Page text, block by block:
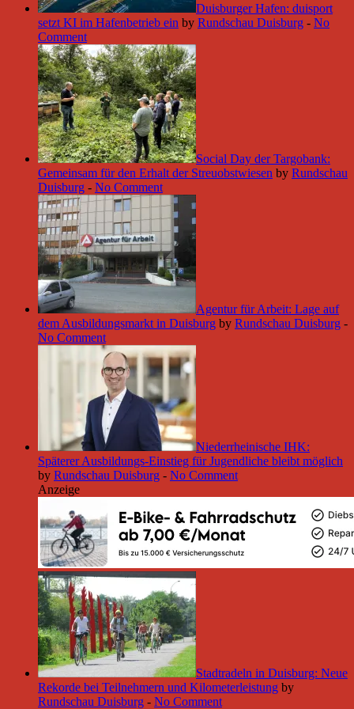
Duisburger Hafen: duisport
setzt KI im Hafenbetrieb ein by Rundschau Duisburg - No
Comment
Social Day der Targobank:
Gemeinsam für den Erhalt der Streuobstwiesen by Rundschau
Duisburg - No Comment
Agentur für Arbeit: Lage auf
dem Ausbildungsmarkt in Duisburg by Rundschau Duisburg -
No Comment
Niederrheinische IHK:
Späterer Ausbildungs-Einstieg für Jugendliche bleibt möglich
by Rundschau Duisburg - No Comment
Anzeige
Stadtradeln in Duisburg: Neue
Rekorde bei Teilnehmern und Kilometerleistung by
Rundschau Duisburg - No Comment